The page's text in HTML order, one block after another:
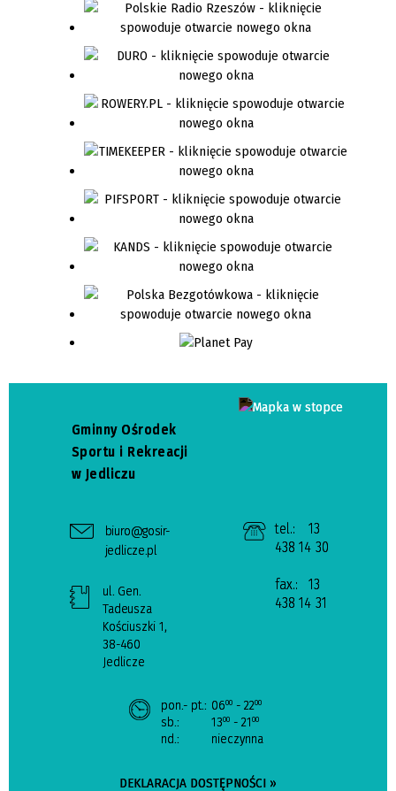
Gminny Ośrodek
Sportu i Rekreacji
w Jedliczu
biuro@gosir-
jedlicze.pl
ul. Gen.
Tadeusza
Kościuszki 1,
38-460
Jedlicze
tel.:
13
438 14 30
fax.:
13
438 14 31
pon.- pt.: 0600 - 2200
sb.: 1300 - 21 00
nd.: nieczynna
DEKLARACJA DOSTĘPNOŚCI »